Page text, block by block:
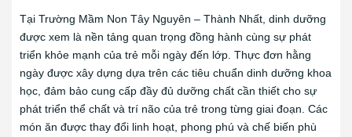
Tại Trường Mầm Non Tây Nguyên – Thành Nhất, dinh dưỡng
được xem là nền tảng quan trọng đồng hành cùng sự phát
triển khỏe mạnh của trẻ mỗi ngày đến lớp. Thực đơn hằng
ngày được xây dựng dựa trên các tiêu chuẩn dinh dưỡng khoa
học, đảm bảo cung cấp đầy đủ dưỡng chất cần thiết cho sự
phát triển thể chất và trí não của trẻ trong từng giai đoạn. Các
món ăn được thay đổi linh hoạt, phong phú và chế biến phù